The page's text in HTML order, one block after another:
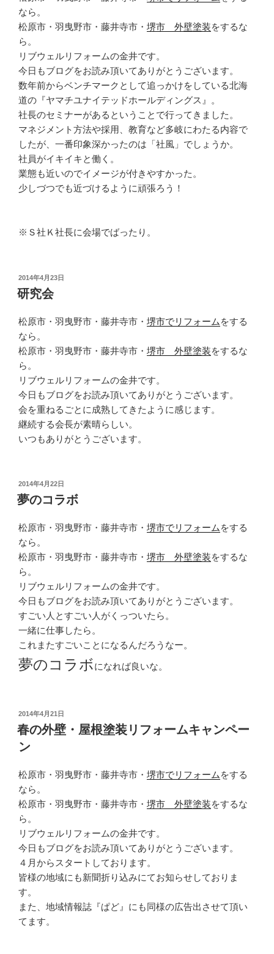
なら。
松原市・羽曳野市・藤井寺市・ 堺市 外壁塗装をするな
ら。
リブウェルリフォームの金井です。
今日もブログをお読み頂いてありがとうございます。
数年前からベンチマークとして追っかけをしている北海
道の『ヤマチユナイテッドホールディングス』。
社長のセミナーがあるということで行ってきました。
マネジメント方法や採用、教育など多岐にわたる内容で
したが、一番印象深かったのは「社風」でしょうか。
社員がイキイキと働く。
業態も近いのでイメージが付きやすかった。
少しづつでも近づけるように頑張ろう！
※Ｓ社Ｋ社長に会場でばったり。
投
稿
日:
2014年4月23日
研究会
松原市・羽曳野市・藤井寺市・ 堺市でリフォーム をする
なら。
松原市・羽曳野市・藤井寺市・ 堺市 外壁塗装をするな
ら。
リブウェルリフォームの金井です。
今日もブログをお読み頂いてありがとうございます。
会を重ねるごとに成熟してきたように感じます。
継続する会長が素晴らしい。
いつもありがとうございます。
投
稿
日:
2014年4月22日
夢のコラボ
松原市・羽曳野市・藤井寺市・ 堺市でリフォーム をする
なら。
松原市・羽曳野市・藤井寺市・ 堺市 外壁塗装をするな
ら。
リブウェルリフォームの金井です。
今日もブログをお読み頂いてありがとうございます。
すごい人とすごい人がくっついたら。
一緒に仕事したら。
これまたすごいことになるんだろうなー。
夢のコラボになれば良いな。
投
稿
日:
2014年4月21日
春の外壁・屋根塗装リフォームキャンペー
ン
松原市・羽曳野市・藤井寺市・ 堺市でリフォーム をする
なら。
松原市・羽曳野市・藤井寺市・ 堺市 外壁塗装をするな
ら。
リブウェルリフォームの金井です。
今日もブログをお読み頂いてありがとうございます。
４月からスタートしております。
皆様の地域にも新聞折り込みにてお知らせしておりま
す。
また、地域情報誌『ぱど』にも同様の広告出させて頂い
てます。